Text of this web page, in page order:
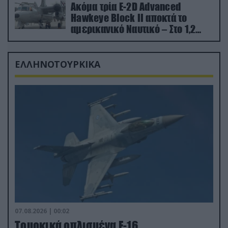
Ακόμα τρία E-2D Advanced
Hawkeye Block II αποκτά το
αμερικανικό Ναυτικό – Στο 1,2
δισ.δολάρια το κόστος
ΕΛΛΗΝΟΤΟΥΡΚΙΚΑ
07.08.2026 | 00:02